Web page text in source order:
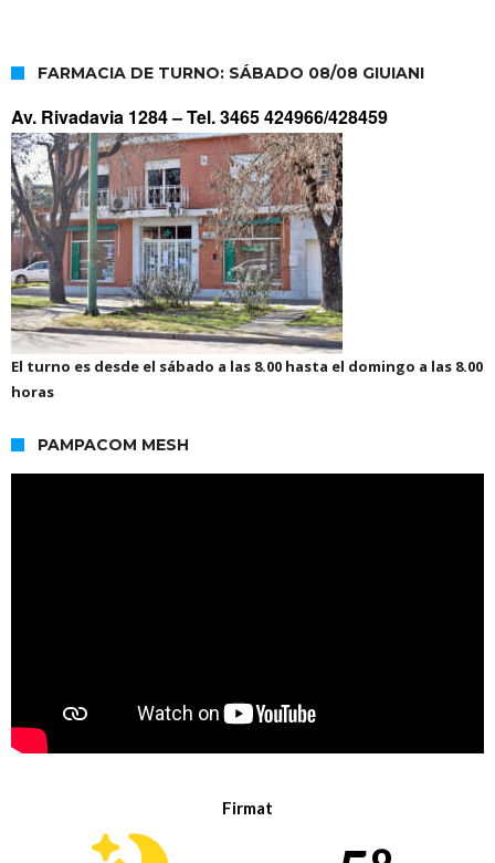
FARMACIA DE TURNO: SÁBADO 08/08 GIUIANI
Av. Rivadavia 1284 –Tel. 3465 424966/428459
El turno es desde el sábado a las 8.00 hasta el domingo a las 8.00
horas
PAMPACOM MESH
Firmat